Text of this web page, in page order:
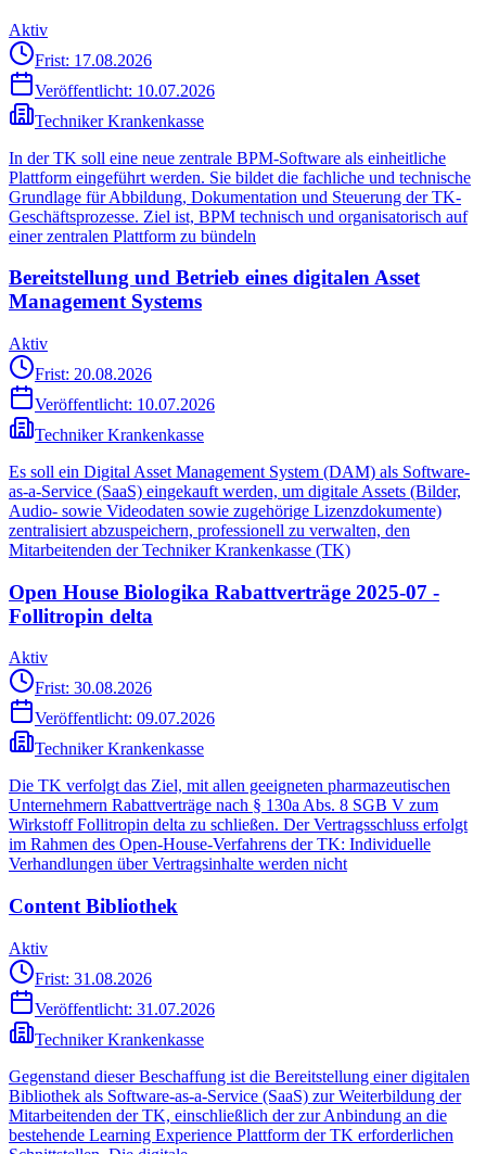
Aktiv
Frist: 17.08.2026
Veröffentlicht: 10.07.2026
Techniker Krankenkasse
In der TK soll eine neue zentrale BPM-Software als einheitliche
Plattform eingeführt werden. Sie bildet die fachliche und technische
Grundlage für Abbildung, Dokumentation und Steuerung der TK-
Geschäftsprozesse. Ziel ist, BPM technisch und organisatorisch auf
einer zentralen Plattform zu bündeln
Bereitstellung und Betrieb eines digitalen Asset
Management Systems
Aktiv
Frist: 20.08.2026
Veröffentlicht: 10.07.2026
Techniker Krankenkasse
Es soll ein Digital Asset Management System (DAM) als Software-
as-a-Service (SaaS) eingekauft werden, um digitale Assets (Bilder,
Audio- sowie Videodaten sowie zugehörige Lizenzdokumente)
zentralisiert abzuspeichern, professionell zu verwalten, den
Mitarbeitenden der Techniker Krankenkasse (TK)
Open House Biologika Rabattverträge 2025-07 -
Follitropin delta
Aktiv
Frist: 30.08.2026
Veröffentlicht: 09.07.2026
Techniker Krankenkasse
Die TK verfolgt das Ziel, mit allen geeigneten pharmazeutischen
Unternehmern Rabattverträge nach § 130a Abs. 8 SGB V zum
Wirkstoff Follitropin delta zu schließen. Der Vertragsschluss erfolgt
im Rahmen des Open-House-Verfahrens der TK: Individuelle
Verhandlungen über Vertragsinhalte werden nicht
Content Bibliothek
Aktiv
Frist: 31.08.2026
Veröffentlicht: 31.07.2026
Techniker Krankenkasse
Gegenstand dieser Beschaffung ist die Bereitstellung einer digitalen
Bibliothek als Software-as-a-Service (SaaS) zur Weiterbildung der
Mitarbeitenden der TK, einschließlich der zur Anbindung an die
bestehende Learning Experience Plattform der TK erforderlichen